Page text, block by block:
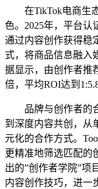
在TikTok电商生
色。2025年，平台认
通过内容创作获得稳
式，将商品信息融入
据显示，由创作者推
倍，平均ROI达到1:5.8
品牌与创作者的
到深度内容共创，从
元化的合作方式。
更精准地筛选匹配的
出的”创作者学院”项
内容创作技巧，进一